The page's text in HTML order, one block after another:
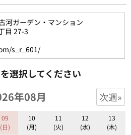
い
い
ンツ
報
ュー
河ガーデン・マンション
目 27-3
s_r_601/
選択してください
年08月 次週»
09
(日)
10
(月)
11
(火)
12
(水)
13
(木)